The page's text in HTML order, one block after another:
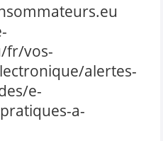
fr/vos-
alertes-
e-
a-